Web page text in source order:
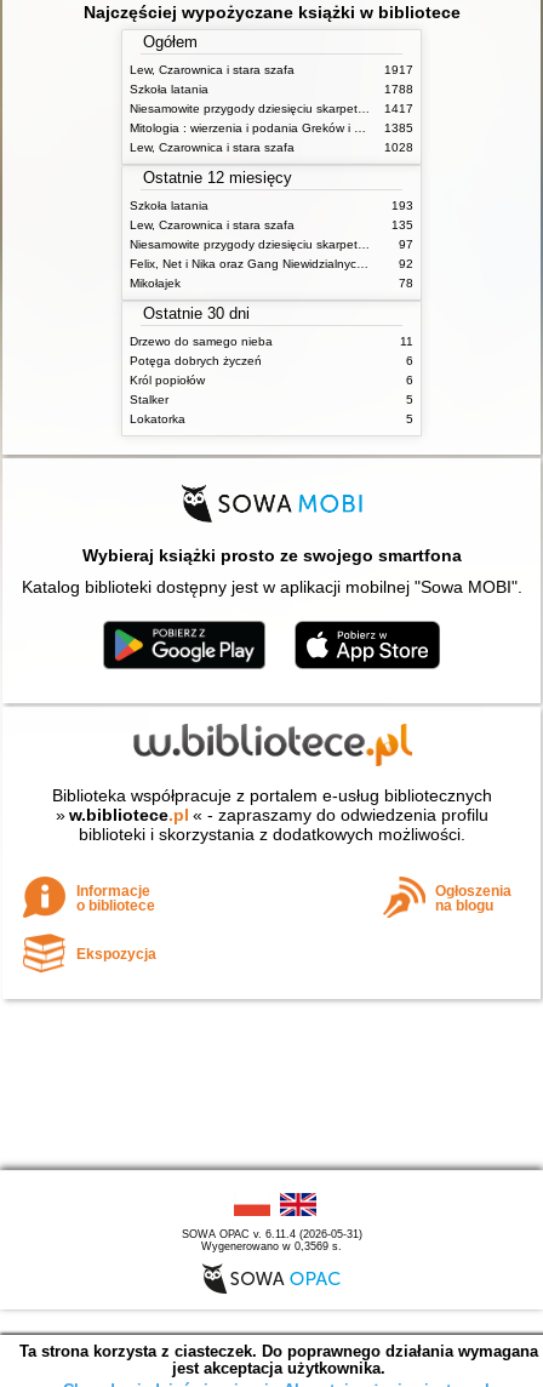
Najczęściej wypożyczane książki w bibliotece
Ogółem
Lew, Czarownica i stara szafa
1917
Szkoła latania
1788
1417
1385
Lew, Czarownica i stara szafa
1028
Ostatnie 12 miesięcy
Szkoła latania
193
Lew, Czarownica i stara szafa
135
97
92
Mikołajek
78
Ostatnie 30 dni
Drzewo do samego nieba
11
Potęga dobrych życzeń
6
Król popiołów
6
Stalker
5
Lokatorka
5
Wybieraj książki prosto ze swojego smartfona
Katalog biblioteki dostępny jest w aplikacji mobilnej "Sowa MOBI".
Biblioteka współpracuje z portalem e-usług bibliotecznych
» w.bibliotece.pl « - zapraszamy do odwiedzenia profilu
biblioteki i skorzystania z dodatkowych możliwości.
Informacje
o bibliotece
Ogłoszenia
na blogu
Ekspozycja
SOWA OPAC v. 6.11.4 (2026-05-31)
Wygenerowano w 0,3569 s.
Ta strona korzysta z ciasteczek. Do poprawnego działania wymagana
jest akceptacja użytkownika.